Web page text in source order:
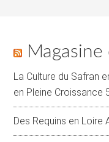
La Culture du Safran
en Pleine Croissance
Des Requins en Loire